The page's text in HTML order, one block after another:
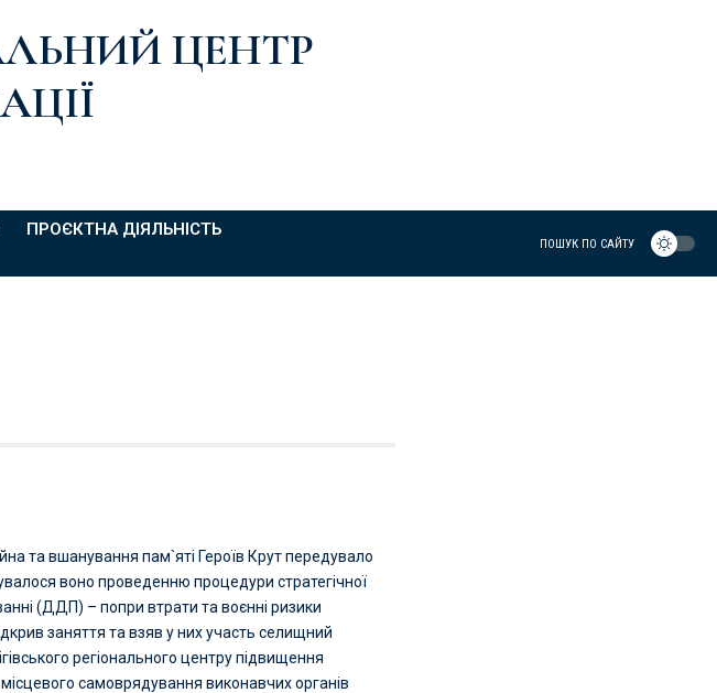
ЦЕНТР
ПРОЄКТНА ДІЯЛЬНІСТЬ
ПОШУК ПО САЙТУ
та вшанування пам`яті Героїв Крут передувало
воно проведенню процедури стратегічної
(ДДП) – попри втрати та воєнні ризики
заняття та взяв у них участь селищний
регіонального центру підвищення
самоврядування виконавчих органів